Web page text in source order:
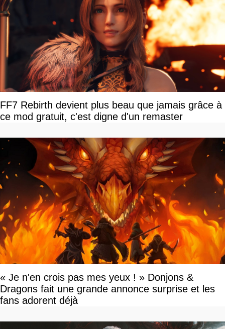
FF7 Rebirth devient plus beau que jamais grâce à
ce mod gratuit, c'est digne d'un remaster
« Je n'en crois pas mes yeux ! » Donjons &
Dragons fait une grande annonce surprise et les
fans adorent déjà